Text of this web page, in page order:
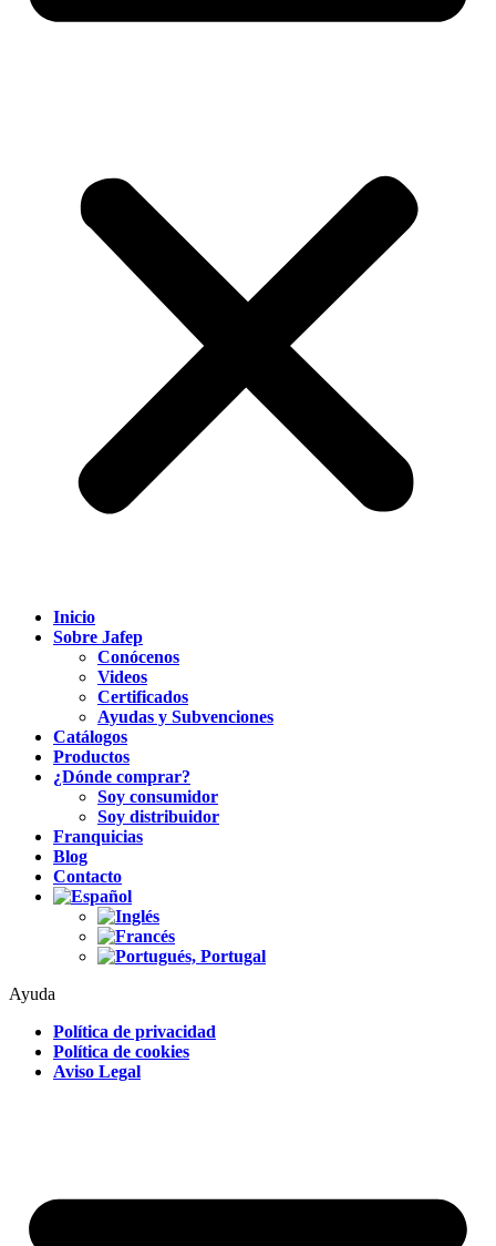
Inicio
Sobre Jafep
Conócenos
Videos
Certificados
Ayudas y Subvenciones
Catálogos
Productos
¿Dónde comprar?
Soy consumidor
Soy distribuidor
Franquicias
Blog
Contacto
Ayuda
Política de privacidad
Política de cookies
Aviso Legal